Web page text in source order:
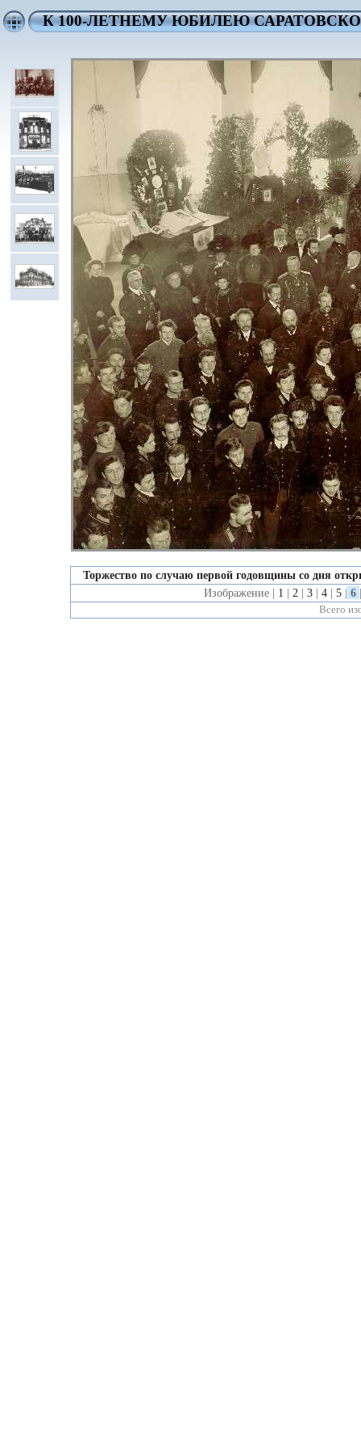
К 100-ЛЕТНЕМУ ЮБИЛЕЮ
Торжество по случаю первой годовщины со дня
Изображение | 1 | 2 | 3 | 4 | 5 | 6 |
Всего